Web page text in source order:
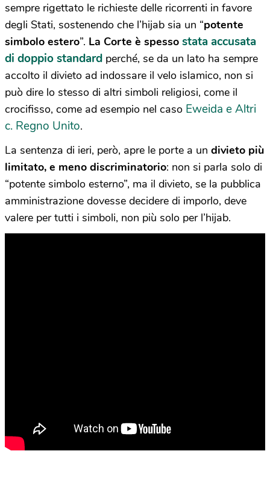
sempre rigettato le richieste delle ricorrenti in favore
degli Stati, sostenendo che l’hijab sia un “potente
simbolo estero”. La Corte è spesso stata accusata
di doppio standard perché, se da un lato ha sempre
accolto il divieto ad indossare il velo islamico, non si
può dire lo stesso di altri simboli religiosi, come il
crocifisso, come ad esempio nel caso Eweida e Altri
c. Regno Unito.
La sentenza di ieri, però, apre le porte a un divieto più
limitato, e meno discriminatorio: non si parla solo di
“potente simbolo esterno”, ma il divieto, se la pubblica
amministrazione dovesse decidere di imporlo, deve
valere per tutti i simboli, non più solo per l’hijab.